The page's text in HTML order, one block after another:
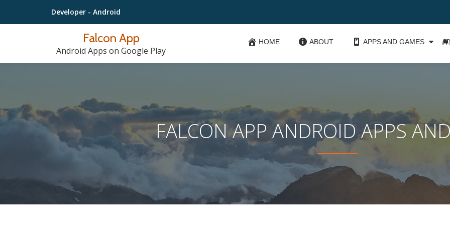
Lompat
Developer - Android
Falcon App
Android Apps on Google Play
HOME ABOUT APPS AND GAMES
FALCON APP ANDROID APPS